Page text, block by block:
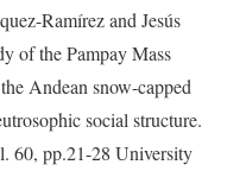
Ramírez and Jesús
of the Pampay Mass
Andean snow-capped
social structure.
60, pp.21-28 University